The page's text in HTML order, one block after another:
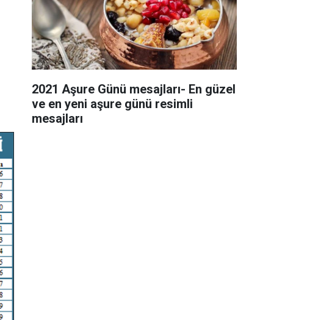
2021 Aşure Günü mesajları- En güzel
ve en yeni aşure günü resimli
mesajları